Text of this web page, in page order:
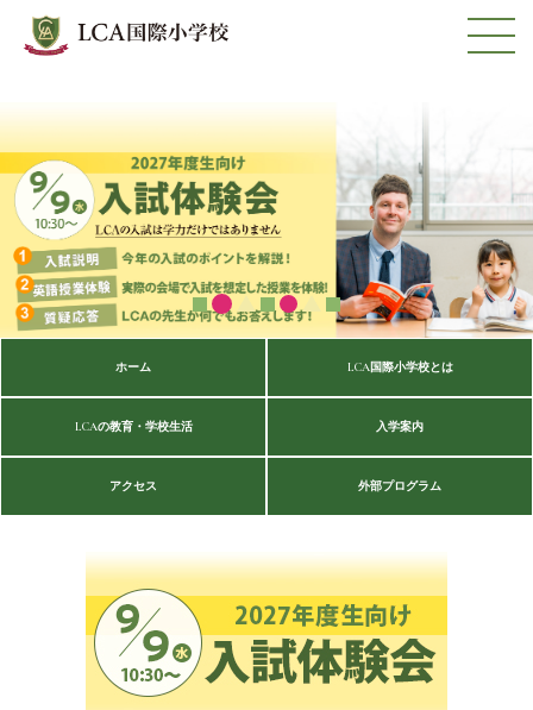
ホーム LCA国際小学校とは
LCAの教育・学校生活 入学案内
アクセス 外部プログラム